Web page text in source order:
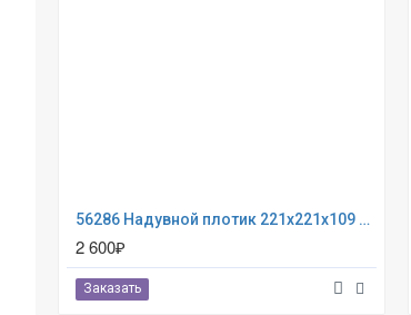
56286 Надувной плотик 221х221x109 см "Большая желтая утка"
2 600₽
Заказать